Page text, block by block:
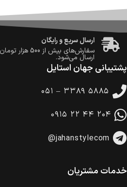
ضمانت اصالت کالا
گارانتی معتبر برای تمامی
ارسال سریع و رایگان
سفارش‌های بیش از 500 هزار
ارسال می‌شود.
ضمانت بازگشت کالا
در هنگام خرید محصول، امکان
وجود دارد.
خرید اقساطی با شرایط آسان و
است.
گارانتی معتبر برای تمامی
پشتیبانی جهان استایل
۰۵۱ – ۳۳۸۹ ۵۸۸۵
۰۹۱۵ ۲۲ ۴۴ ۲۰۴
@jahanstylecom
خدمات مشتریان